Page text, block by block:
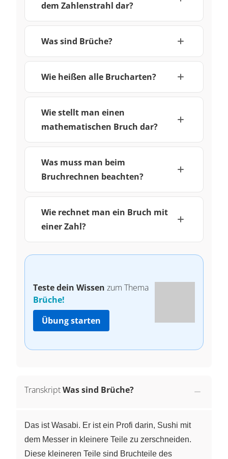
dem Zahlenstrahl dar?
Was sind Brüche?
Wie heißen alle Brucharten?
Wie stellt man einen
mathematischen Bruch dar?
Was muss man beim
Bruchrechnen beachten?
Wie rechnet man ein Bruch mit
einer Zahl?
Teste dein Wissen zum Thema
Brüche!
Übung starten
TranskriptWas sind Brüche?
Das ist Wasabi. Er ist ein Profi darin, Sushi mit
dem Messer in kleinere Teile zu zerschneiden.
Diese kleineren Teile sind Bruchteile des